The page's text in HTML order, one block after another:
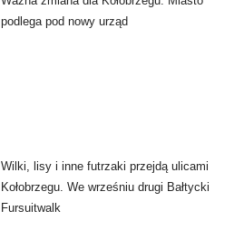
podlega pod nowy urząd
Wilki, lisy i inne futrzaki przejdą ulicami
Kołobrzegu. We wrześniu drugi Bałtycki
Fursuitwalk